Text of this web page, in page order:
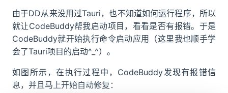
由于DD从来没用过Tauri，也不知道如何运行程序，所以
就让CodeBuddy帮我启动项目，看看是否有报错。于是
CodeBuddy就开始执行命令启动应用（这里我也顺手学
会了Tauri项目的启动^_^）。
如图所示，在执行过程中，CodeBuddy发现有报错信
息，并且马上开始自动修复：